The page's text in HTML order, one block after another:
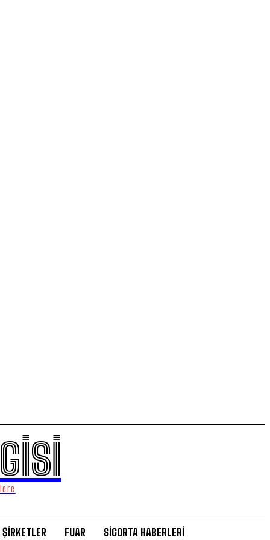
ŞİRKETLER FUAR SİGORTA HABERLERİ